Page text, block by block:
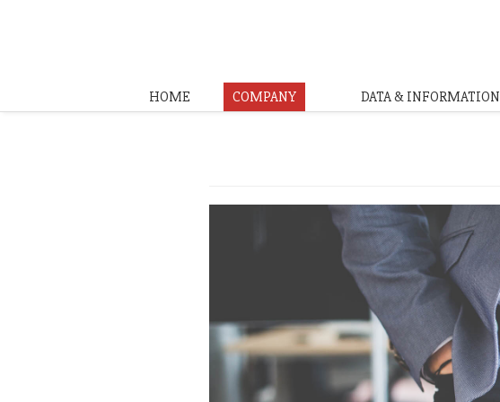
HOME COMPANY DATA & INFORMATION